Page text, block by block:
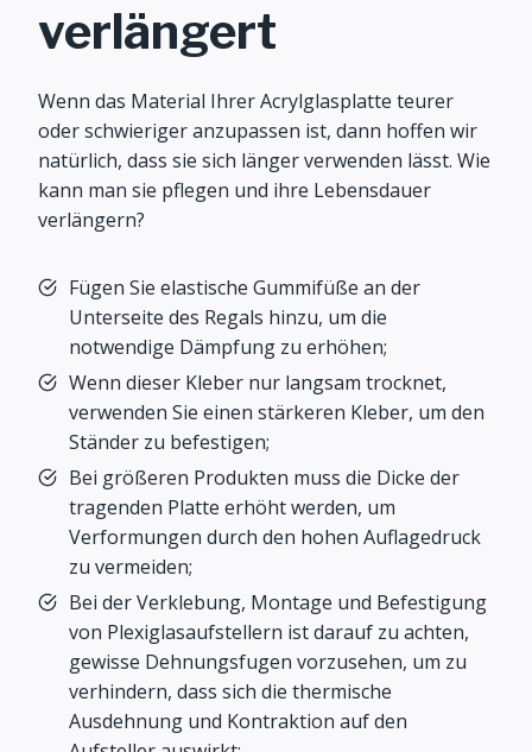
verlängert
Wenn das Material Ihrer Acrylglasplatte teurer
oder schwieriger anzupassen ist, dann hoffen wir
natürlich, dass sie sich länger verwenden lässt. Wie
kann man sie pflegen und ihre Lebensdauer
verlängern?
Fügen Sie elastische Gummifüße an der
Unterseite des Regals hinzu, um die
notwendige Dämpfung zu erhöhen;
Wenn dieser Kleber nur langsam trocknet,
verwenden Sie einen stärkeren Kleber, um den
Ständer zu befestigen;
Bei größeren Produkten muss die Dicke der
tragenden Platte erhöht werden, um
Verformungen durch den hohen Auflagedruck
zu vermeiden;
Bei der Verklebung, Montage und Befestigung
von Plexiglasaufstellern ist darauf zu achten,
gewisse Dehnungsfugen vorzusehen, um zu
verhindern, dass sich die thermische
Ausdehnung und Kontraktion auf den